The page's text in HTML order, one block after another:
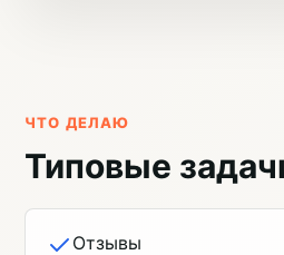
ЧТО ДЕЛАЮ
Типовые
Отзывы